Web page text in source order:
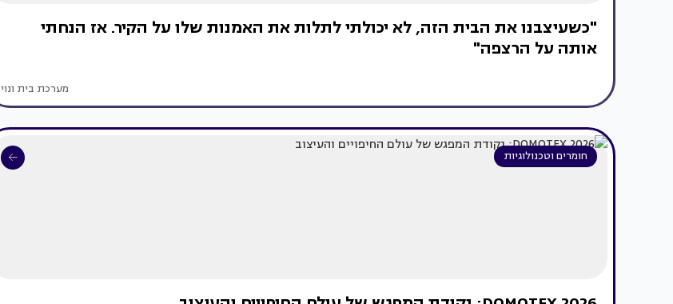
"כשעיצבנו את הבית הזה, לא יכולתי לתלות את האמנות שלו על הקיר. אז הנחתי
אותה על הרצפה"
מערכת בית ונוי
חומרים וטכנולוגיות